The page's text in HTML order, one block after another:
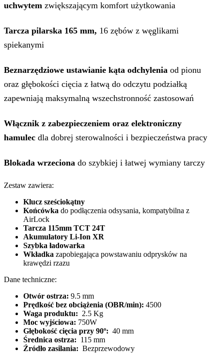
uchwytem zwiększającym komfort użytkowania
Tarcza pilarska 165 mm, 16 zębów z węglikami
spiekanymi
Beznarzędziowe ustawianie kąta odchylenia od pionu
oraz głębokości cięcia z łatwą do odczytu podziałką
zapewniają maksymalną wszechstronność zastosowań
Włącznik z zabezpieczeniem oraz elektroniczny
hamulec dla dobrej sterowalności i bezpieczeństwa pracy
Blokada wrzeciona do szybkiej i łatwej wymiany tarczy
Zestaw zawiera:
Klucz sześciokątny
Końcówka do podłączenia odsysania, kompatybilna z
AirLock
Tarcza 115mm TCT 24T
Akumulatory Li-Ion XR
Szybka ładowarka
Wkładka zapobiegająca powstawaniu odprysków na
krawędzi rzazu
Dane techniczne:
Otwór ostrza: 9.5 mm
Prędkość bez obciążenia (OBR/min): 4500
Waga produktu: 2.5 Kg
Moc wyjściowa: 750W
Głębokość cięcia przy 90º: 40 mm
Średnica ostrza: 115 mm
Źródło zasilania: Bezprzewodowy